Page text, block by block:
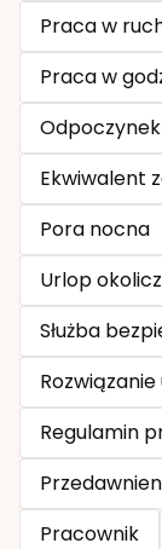
Praca w
Praca w
Odpoczynek
Ekwiwalent
Pora nocna
Urlop
Służba
Regulamin
Pracownik